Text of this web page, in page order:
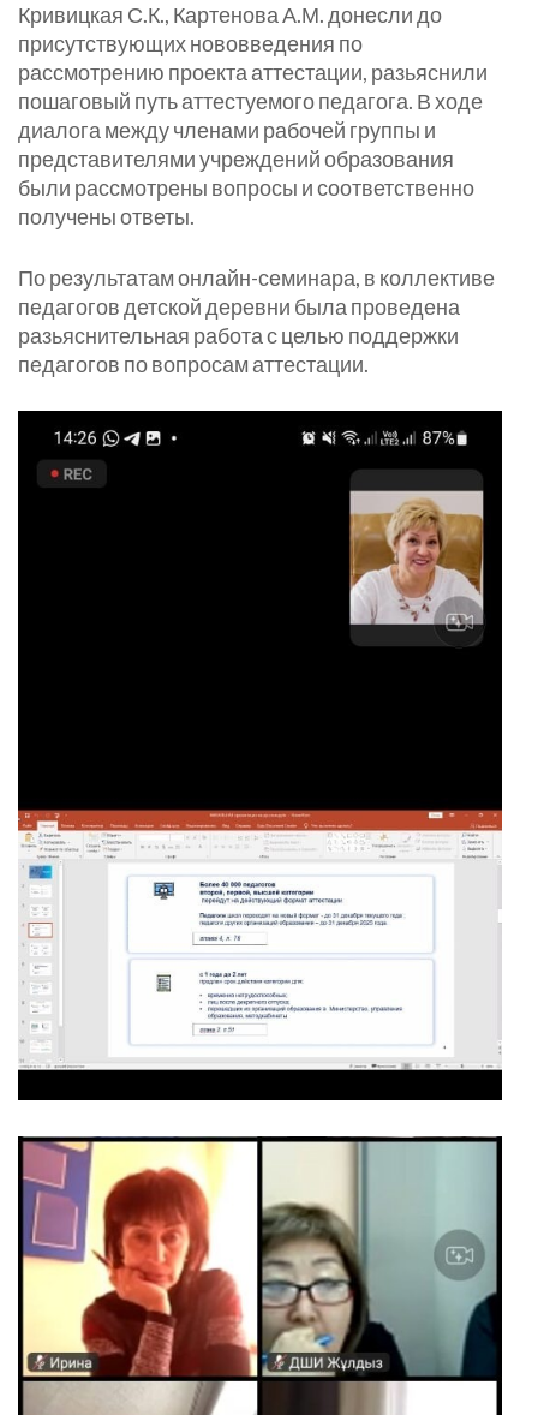
Кривицкая С.К., Картенова А.М. донесли до
присутствующих нововведения по
рассмотрению проекта аттестации, разьяснили
пошаговый путь аттестуемого педагога. В ходе
диалога между членами рабочей группы и
представителями учреждений образования
были рассмотрены вопросы и соответственно
получены ответы.
По результатам онлайн-семинара, в коллективе
педагогов детской деревни была проведена
разьяснительная работа с целью поддержки
педагогов по вопросам аттестации.